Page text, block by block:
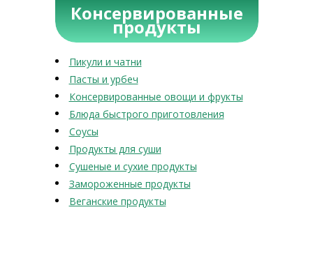
Консервированные
продукты
Пикули и чатни
Пасты и урбеч
Консервированные овощи и фрукты
Блюда быстрого приготовления
Соусы
Продукты для суши
Сушеные и сухие продукты
Замороженные продукты
Веганские продукты